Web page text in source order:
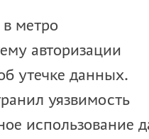
метро
авторизации
утечке данных.
уязвимость
использование